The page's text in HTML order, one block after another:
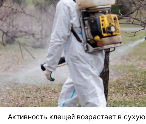
Активность клещей возрастает в